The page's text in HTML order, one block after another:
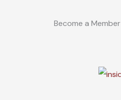
Become a Member